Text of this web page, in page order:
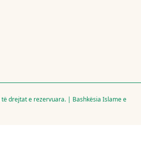
drejtat e rezervuara. | Bashkësia Islame e